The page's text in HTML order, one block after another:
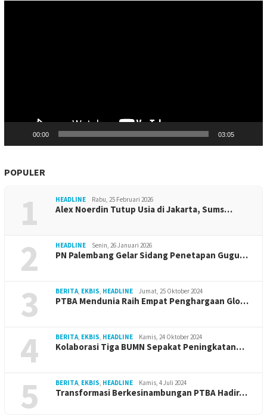
00:00 03:05
POPULER
1 HEADLINE Rabu, 25 Februari 2026
Alex Noerdin Tutup Usia di Jakarta, Sums…
2 HEADLINE Senin, 26 Januari 2026
PN Palembang Gelar Sidang Penetapan Gugu…
3 BERITA, EKBIS, HEADLINE Jumat, 25 Oktober 2024
PTBA Mendunia Raih Empat Penghargaan Glo…
4 BERITA, EKBIS, HEADLINE Kamis, 24 Oktober 2024
Kolaborasi Tiga BUMN Sepakat Peningkatan…
5 BERITA, EKBIS, HEADLINE Kamis, 4 Juli 2024
Transformasi Berkesinambungan PTBA Hadir…